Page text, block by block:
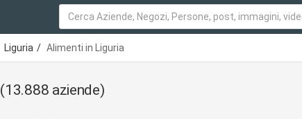
Liguria Alimenti in Liguria
(13.888 aziende)